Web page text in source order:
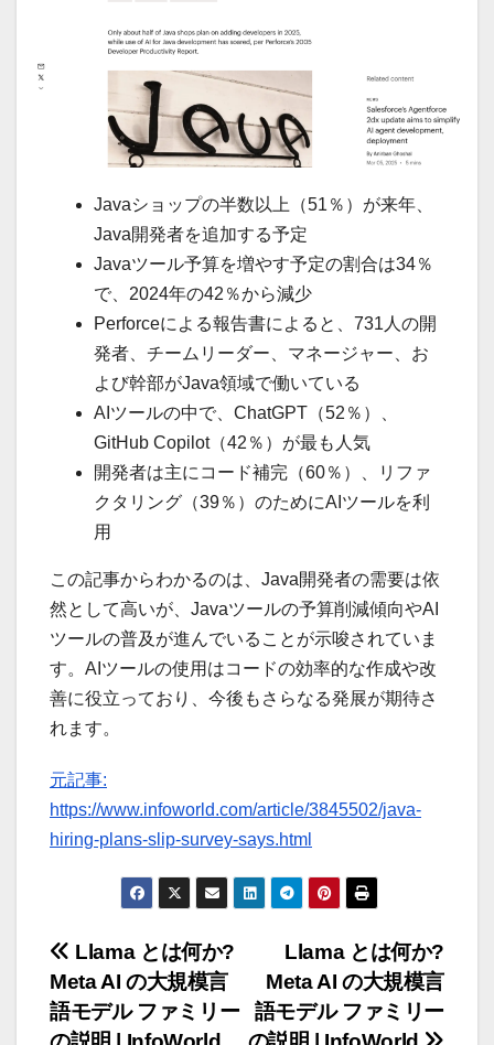
Javaショップの半数以上（51％）が来年、
Java開発者を追加する予定
Javaツール予算を増やす予定の割合は34％
で、2024年の42％から減少
Perforceによる報告書によると、731人の開
発者、チームリーダー、マネージャー、お
よび幹部がJava領域で働いている
AIツールの中で、ChatGPT（52％）、
GitHub Copilot（42％）が最も人気
開発者は主にコード補完（60％）、リファ
クタリング（39％）のためにAIツールを利
用
この記事からわかるのは、Java開発者の需要は依
然として高いが、Javaツールの予算削減傾向やAI
ツールの普及が進んでいることが示唆されていま
す。AIツールの使用はコードの効率的な作成や改
善に役立っており、今後もさらなる発展が期待さ
れます。
元記事:
https://www.infoworld.com/article/3845502/java-
hiring-plans-slip-survey-says.html
投
稿
Llama とは何か?
Meta AI の大規模言
語モデル ファミリー
Llama とは何か?
Meta AI の大規模言
語モデル ファミリー